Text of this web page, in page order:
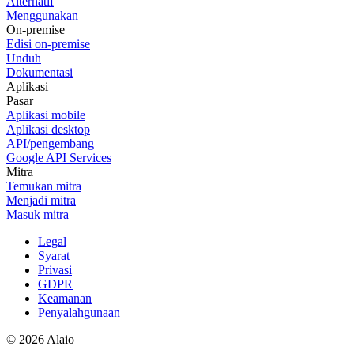
Menggunakan
On-premise
Edisi on-premise
Unduh
Dokumentasi
Aplikasi
Pasar
Aplikasi mobile
Aplikasi desktop
API/pengembang
Google API Services
Mitra
Temukan mitra
Menjadi mitra
Masuk mitra
Legal
Syarat
Privasi
GDPR
Keamanan
Penyalahgunaan
© 2026 Alaio